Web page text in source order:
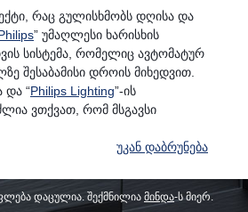
რაც გულისხმობს დღისა და
” უმაღლესი ხარისხის
სისტემა, რომელიც ავტომატურ
შესაბამისი დროის მიხედვით.
და “Philips Lighting”-ის
ვთქვათ, რომ მსგავსი
უკან დაბრუნება
დაცულია. შექმნილია მინდა-ს მიერ.